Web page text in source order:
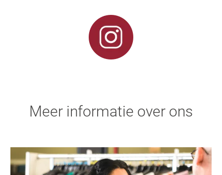
Meer informatie over ons